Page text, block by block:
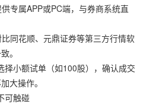
专属APP或PC端，与券商系统直
同花顺、元鼎证券等第三方行情软
。
择小额试单（如100股），确认成交
大操作。
可触碰